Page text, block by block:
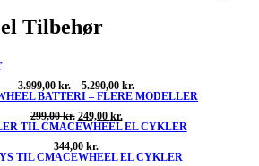
1.199,00 kr..
Tilbehør
3.999,00 kr. – 5.290,00 kr.Prisinterval:
3.999,00 kr.
5.290,00 kr.
BATTERI – FLERE MODELLER
299,00kr. Den
oprindelige
pris
var:
249,00 kr.Den
aktuelle
er:
TIL CMACEWHEEL EL CYKLER
344,00 kr.
TIL CMACEWHEEL EL CYKLER